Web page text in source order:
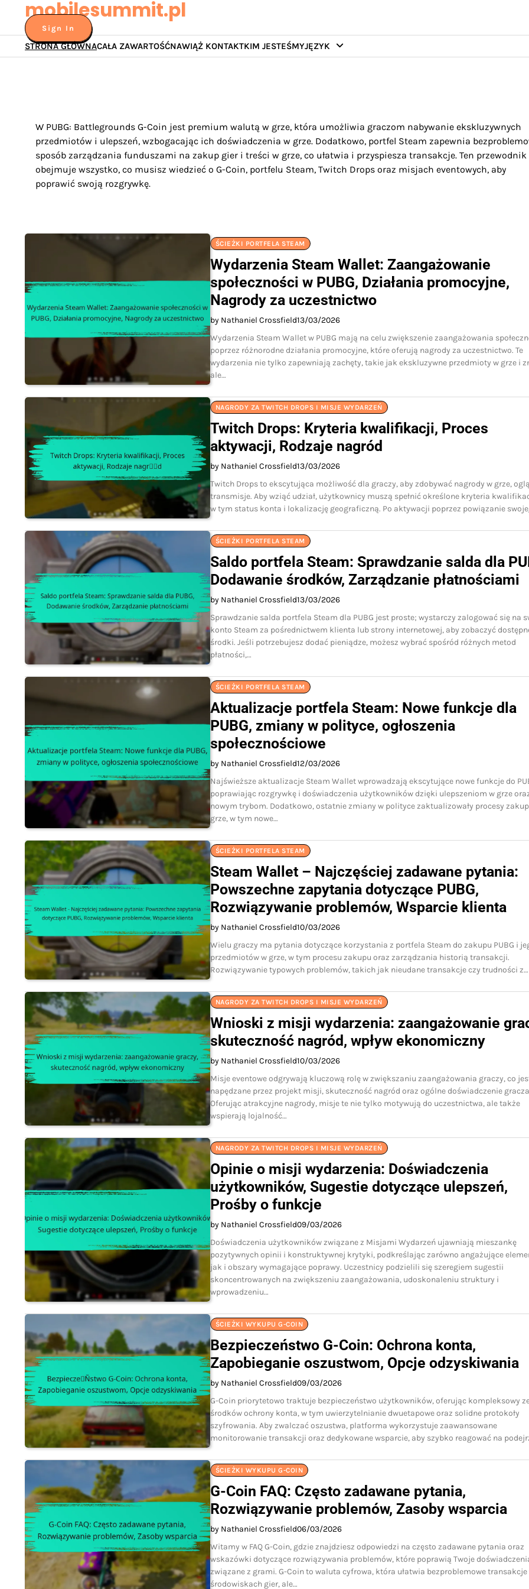
content
mobilesummit.pl
Sign In
STRONA GŁÓWNACAŁA ZAWARTOŚĆNAWIĄŻ KONTAKTKIM JESTEŚMYJĘZYK
W PUBG: Battlegrounds G-Coin jest premium walutą w grze, która umożliwia graczom nabywanie ekskluzywnych
przedmiotów i ulepszeń, wzbogacając ich doświadczenia w grze. Dodatkowo, portfel Steam zapewnia
sposób zarządzania funduszami na zakup gier i treści w grze, co ułatwia i przyspiesza transakcje. Ten przewodnik
obejmuje wszystko, co musisz wiedzieć o G-Coin, portfelu Steam, Twitch Drops oraz misjach eventowych, aby
poprawić swoją rozgrywkę.
ŚCIEŻKI PORTFELA STEAM
Wydarzenia Steam Wallet: Zaangażowanie
społeczności w PUBG, Działania promocyjne,
Nagrody za uczestnictwo
by Nathaniel Crossfield13/03/2026
Wydarzenia Steam Wallet w PUBG mają na celu zwiększenie zaangażowania
poprzez różnorodne działania promocyjne, które oferują nagrody za uczestnictwo. Te
wydarzenia nie tylko zapewniają zachęty, takie jak ekskluzywne przedmioty w grze i
ale…
NAGRODY ZA TWITCH DROPS I MISJE WYDARZEŃ
Twitch Drops: Kryteria kwalifikacji, Proces
aktywacji, Rodzaje nagród
by Nathaniel Crossfield13/03/2026
Twitch Drops to ekscytująca możliwość dla graczy, aby zdobywać nagrody w grze,
transmisje. Aby wziąć udział, użytkownicy muszą spełnić określone kryteria
w tym status konta i lokalizację geograficzną. Po aktywacji poprzez powiązanie
ŚCIEŻKI PORTFELA STEAM
Saldo portfela Steam: Sprawdzanie salda dla
Dodawanie środków, Zarządzanie płatnościami
by Nathaniel Crossfield13/03/2026
Sprawdzanie salda portfela Steam dla PUBG jest proste; wystarczy zalogować się na
konto Steam za pośrednictwem klienta lub strony internetowej, aby zobaczyć
środki. Jeśli potrzebujesz dodać pieniądze, możesz wybrać spośród różnych metod
płatności,…
ŚCIEŻKI PORTFELA STEAM
Aktualizacje portfela Steam: Nowe funkcje dla
PUBG, zmiany w polityce, ogłoszenia
społecznościowe
by Nathaniel Crossfield12/03/2026
Najświeższe aktualizacje Steam Wallet wprowadzają ekscytujące nowe funkcje do
poprawiając rozgrywkę i doświadczenia użytkowników dzięki ulepszeniom w grze
nowym trybom. Dodatkowo, ostatnie zmiany w polityce zaktualizowały procesy
grze, w tym nowe…
ŚCIEŻKI PORTFELA STEAM
Steam Wallet – Najczęściej zadawane pytania:
Powszechne zapytania dotyczące PUBG,
Rozwiązywanie problemów, Wsparcie klienta
by Nathaniel Crossfield10/03/2026
Wielu graczy ma pytania dotyczące korzystania z portfela Steam do zakupu PUBG i
przedmiotów w grze, w tym procesu zakupu oraz zarządzania historią transakcji.
Rozwiązywanie typowych problemów, takich jak nieudane transakcje czy trudności z…
NAGRODY ZA TWITCH DROPS I MISJE WYDARZEŃ
Wnioski z misji wydarzenia: zaangażowanie
skuteczność nagród, wpływ ekonomiczny
by Nathaniel Crossfield10/03/2026
Misje eventowe odgrywają kluczową rolę w zwiększaniu zaangażowania graczy, co
napędzane przez projekt misji, skuteczność nagród oraz ogólne doświadczenie
Oferując atrakcyjne nagrody, misje te nie tylko motywują do uczestnictwa, ale także
wspierają lojalność…
NAGRODY ZA TWITCH DROPS I MISJE WYDARZEŃ
Opinie o misji wydarzenia: Doświadczenia
użytkowników, Sugestie dotyczące ulepszeń,
Prośby o funkcje
by Nathaniel Crossfield09/03/2026
Doświadczenia użytkowników związane z Misjami Wydarzeń ujawniają mieszankę
pozytywnych opinii i konstruktywnej krytyki, podkreślając zarówno angażujące
jak i obszary wymagające poprawy. Uczestnicy podzielili się szeregiem sugestii
skoncentrowanych na zwiększeniu zaangażowania, udoskonaleniu struktury i
wprowadzeniu…
ŚCIEŻKI WYKUPU G-COIN
Bezpieczeństwo G-Coin: Ochrona konta,
Zapobieganie oszustwom, Opcje odzyskiwania
by Nathaniel Crossfield09/03/2026
G-Coin priorytetowo traktuje bezpieczeństwo użytkowników, oferując kompleksowy
środków ochrony konta, w tym uwierzytelnianie dwuetapowe oraz solidne protokoły
szyfrowania. Aby zwalczać oszustwa, platforma wykorzystuje zaawansowane
monitorowanie transakcji oraz dedykowane wsparcie, aby szybko reagować na
ŚCIEŻKI WYKUPU G-COIN
G-Coin FAQ: Często zadawane pytania,
Rozwiązywanie problemów, Zasoby wsparcia
by Nathaniel Crossfield06/03/2026
Witamy w FAQ G-Coin, gdzie znajdziesz odpowiedzi na często zadawane pytania oraz
wskazówki dotyczące rozwiązywania problemów, które poprawią Twoje
związane z grami. G-Coin to waluta cyfrowa, która ułatwia bezproblemowe transakcje
środowiskach gier, ale…